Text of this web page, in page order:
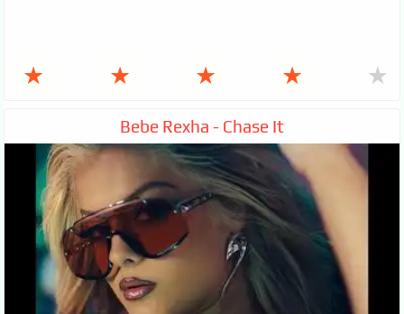
★ ★ ★ ★ ★
Bebe Rexha - Chase It